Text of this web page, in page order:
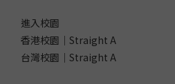
進入校園
香港校園｜Straight A
台灣校園｜Straight A